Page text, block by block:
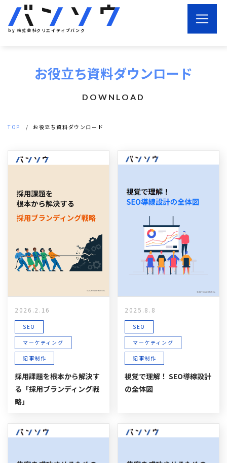
by 株式会社クリエイティブバンク
お役立ち資料ダウンロード
DOWNLOAD
TOP お役立ち資料ダウンロード
2026.2.16
SEO
マーケティング
記事制作
採用課題を根本から解決す
る「採用ブランディング戦
略」
2025.8.8
SEO
マーケティング
記事制作
視覚で理解！ SEO導線設計
の全体図